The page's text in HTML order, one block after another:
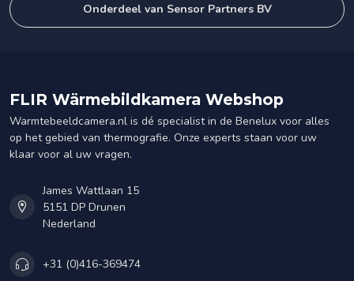
Onderdeel van Sensor Partners BV
FLIR Wärmebildkamera Webshop
Warmtebeeldcamera.nl is dé specialist in de Benelux voor alles
op het gebied van thermografie. Onze experts staan voor uw
klaar voor al uw vragen.
James Wattlaan 15
5151 DP Drunen
Nederland
+31 (0)416-369474